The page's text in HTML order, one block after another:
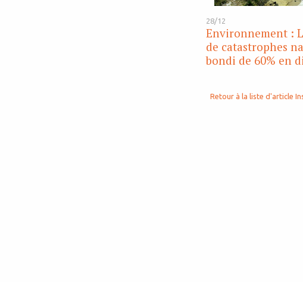
28/12
Environnement :
de catastrophes
bondi de 60% en
Retour à la liste d'article